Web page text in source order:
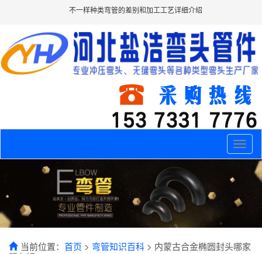
不一样种类弯管的差别和加工工艺详细介绍
Toggle
当前位置： 首页 > 弯管知识百科 > 内蒙古合金椭圆封头哪家